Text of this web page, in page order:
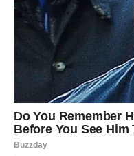
Ljubav dolazi
Pred vama su veoma
JARAC
Jarčevima ponedjeljak